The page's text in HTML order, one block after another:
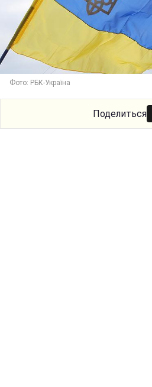
Фото: РБК-Україна
Поделиться